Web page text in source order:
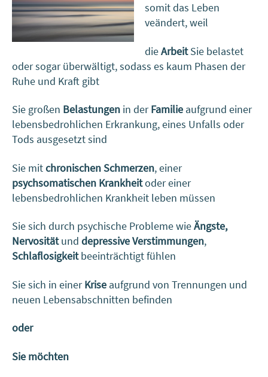
somit das Leben
veändert, weil
dieArbeitSie belastet
oder sogar überwältigt, sodass es kaum Phasen der
Ruhe und Kraft gibt
Sie großen Belastungen in derFamilie aufgrund einer
lebensbedrohlichen Erkrankung, eines Unfalls oder
Tods ausgesetzt sind
Sie mitchronischen Schmerzen, einer
psychsomatischen Krankheitoder einer
lebensbedrohlichen Krankheit leben müssen
Sie sich durch psychische Probleme wieÄngste,
Nervositätund depressiveVerstimmungen,
Schlaflosigkeitbeeinträchtigt fühlen
Sie sich in einerKrise aufgrund von Trennungen und
neuen Lebensabschnitten befinden
oder
Sie möchten